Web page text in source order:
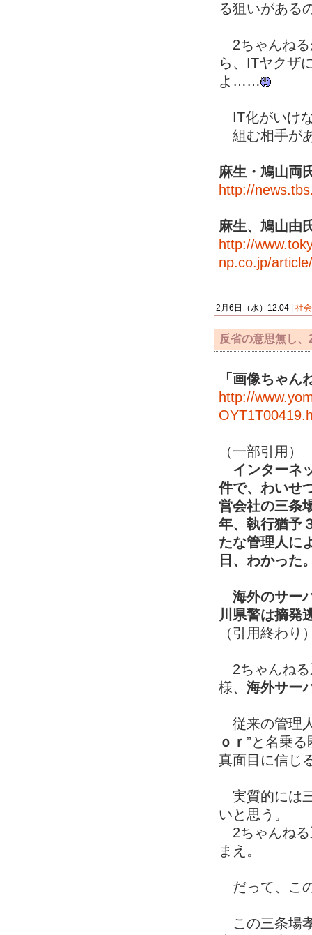
る狙いがある
2ちゃんねる
ら、ITヤクザ
よ……
IT化がいけ
組む相手が
麻生・鳩山両
http://
麻生、鳩山由
http://
np.co.jp/
2月6日（水）12:04 | 社
反省の意思無し
「画像ちゃ
http://
（一部引用）
インターネ
件で、わいせ
営会社の三条
年、執行猶予
たな管理人に
日、わかった
海外のサー
川県警は摘発
（引用終わり
2ちゃんねる
様、 海外サー
従来の管理
ｏｒ ”と名乗
真面目に信じ
実質的には
いと思う。
2ちゃんねる
まえ。
だって、こ
この三条場